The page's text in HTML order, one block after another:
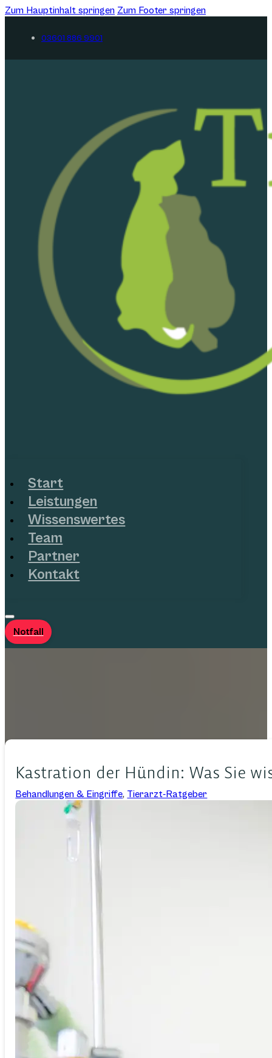
Zum Hauptinhalt springen Zum Footer springen
03601 886 9901
Start
Leistungen
Wissenswertes
Team
Partner
Kontakt
Notfall
Kastration der Hündin: Was Sie
Behandlungen & Eingriffe, Tierarzt-Ratgeber